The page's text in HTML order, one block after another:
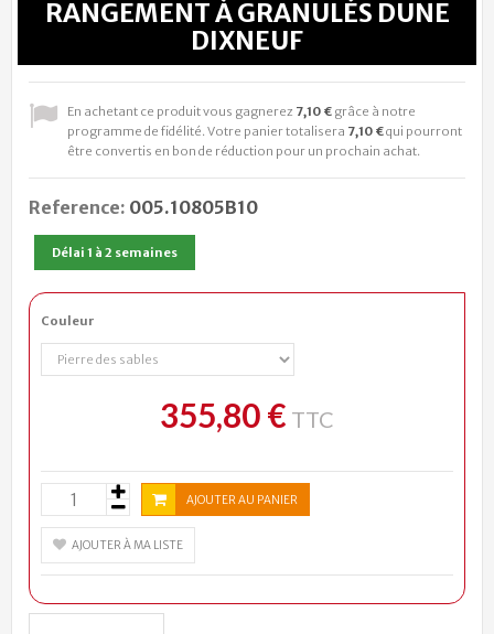
RANGEMENT À GRANULÉS DUNE
DIXNEUF
En achetant ce produit vous gagnerez 7,10 € grâce à notre
programme de fidélité. Votre panier totalisera 7,10 €qui pourront
être convertis en bon de réduction pour un prochain achat.
Reference: 005.10805B10
Délai 1 à 2 semaines
Couleur
355,80 € TTC
AJOUTER AU PANIER
AJOUTER À MA LISTE